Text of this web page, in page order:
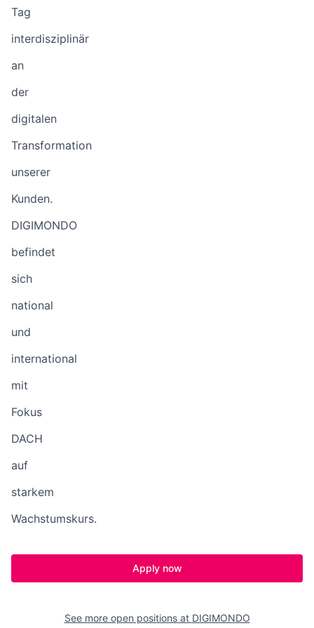
Tag
interdisziplinär
an
der
digitalen
Transformation
unserer
Kunden.
DIGIMONDO
befindet
sich
national
und
international
mit
Fokus
DACH
auf
starkem
Wachstumskurs.
Apply now
See more open positions at DIGIMONDO